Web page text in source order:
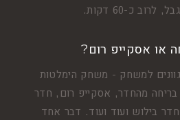
לרוב כ-60 דקות.
או אסקייפ רום?
למשחק - משחק הימלטות
מהחדר, אסקייפ רום, חדר
בילוש ועוד ועוד. דבר אחד